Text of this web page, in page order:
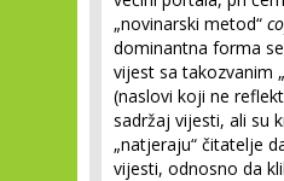
„novinarski metod“
dominantna forma
vijest sa takozvanim
(naslovi koji ne
sadržaj vijesti, ali su
„natjeraju“ čitatelje
vijesti, odnosno da